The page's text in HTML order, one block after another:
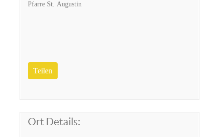
Pfarre St. Augustin
Teilen
Ort Details: